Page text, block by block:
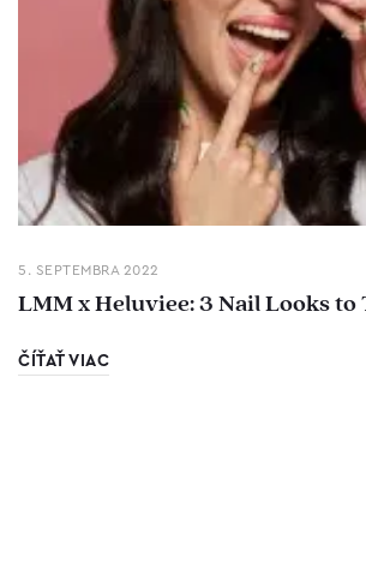
5. SEPTEMBRA 2022
LMM x Heluviee: 3 Nail Looks to
ČÍŤAŤ VIAC